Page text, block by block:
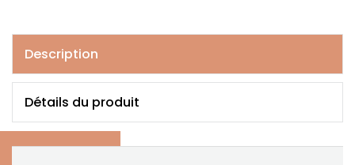
Description
Détails du produit